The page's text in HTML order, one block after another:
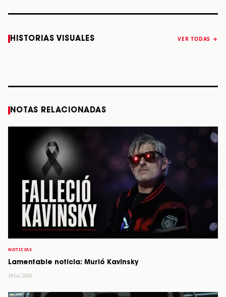
HISTORIAS VISUALES VER TODAS →
Caifanes regresa
a Monterrey el
Fallece Felipe
Staiti, guitarrista
anuncia “Reality
NOTAS RELACIONADAS
NOTICIAS
Lamentable noticia: Murió Kavinsky
29 Jul, 2026